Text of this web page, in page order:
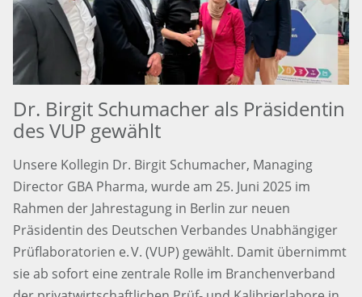
Dr. Birgit Schumacher als Präsidentin
des VUP gewählt
Unsere Kollegin Dr. Birgit Schumacher, Managing
Director GBA Pharma, wurde am 25. Juni 2025 im
Rahmen der Jahrestagung in Berlin zur neuen
Präsidentin des Deutschen Verbandes Unabhängiger
Prüflaboratorien e. V. (VUP) gewählt. Damit übernimmt
sie ab sofort eine zentrale Rolle im Branchenverband